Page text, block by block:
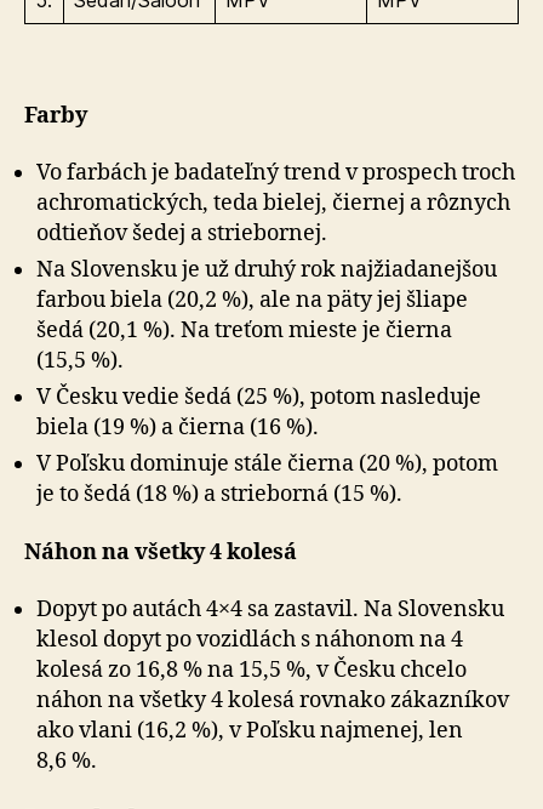
Farby
Vo farbách je badateľný trend v prospech troch
achromatických, teda bielej, čiernej a rôznych
odtieňov šedej a striebornej.
Na Slovensku je už druhý rok najžiadanejšou
farbou biela (20,2 %), ale na päty jej šliape
šedá (20,1 %). Na treťom mieste je čierna
(15,5 %).
V Česku vedie šedá (25 %), potom nasleduje
biela (19 %) a čierna (16 %).
V Poľsku dominuje stále čierna (20 %), potom
je to šedá (18 %) a strieborná (15 %).
Náhon na všetky 4 kolesá
Dopyt po autách 4×4 sa zastavil. Na Slovensku
klesol dopyt po vozidlách s náhonom na 4
kolesá zo 16,8 % na 15,5 %, v Česku chcelo
náhon na všetky 4 kolesá rovnako zákazníkov
ako vlani (16,2 %), v Poľsku najmenej, len
8,6 %.